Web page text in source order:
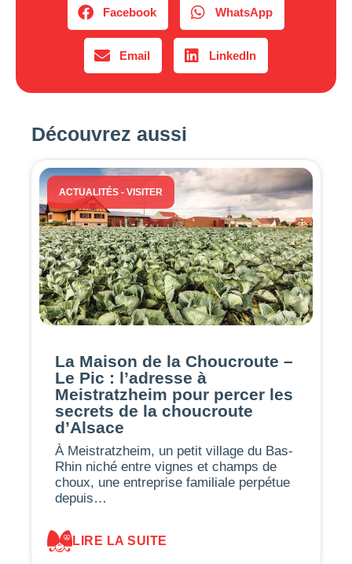
Facebook WhatsApp
Email LinkedIn
Découvrez aussi
ACTUALITÉS - VISITER
La Maison de la Choucroute –
Le Pic : l’adresse à
Meistratzheim pour percer les
secrets de la choucroute
d’Alsace
À Meistratzheim, un petit village du Bas-
Rhin niché entre vignes et champs de
choux, une entreprise familiale perpétue
depuis…
LIRE LA SUITE